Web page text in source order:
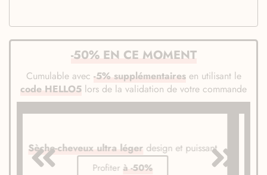
-50% EN CE MOMENT
Cumulable avec -5% supplémentairesen utilisant le
code HELLO5 lors de la validation de votre commande
Lisseur vapeurpour des lissages doux et
souples